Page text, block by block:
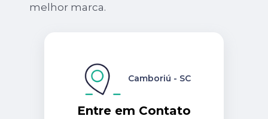
melhor marca.
Entre em Contato
Camboriú - SC